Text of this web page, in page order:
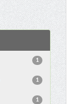
1
1
1